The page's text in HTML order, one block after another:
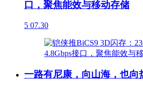
口，聚焦能效与移动存储
5 07.30
一路有尼康，向山海，也向